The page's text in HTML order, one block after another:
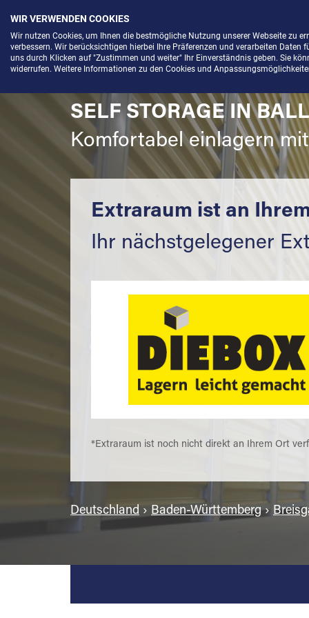
Menü
SELF STORAGE IN
Komfortabel einlagern
Extraraum ist an
Ihr nächstgelegener
*Extraraum ist noch nicht direkt an Ihrem Ort
Deutschland › Baden-Württemberg›
WIR VERWENDEN COOKIES
Wir nutzen Cookies, um Ihnen die bestmögliche Nutzung unserer Webseite zu
verbessern. Wir berücksichtigen hierbei Ihre Präferenzen und verarbeiten
uns durch Klicken auf "Zustimmen und weiter" Ihr Einverständnis geben. Sie
widerrufen. Weitere Informationen zu den Cookies und